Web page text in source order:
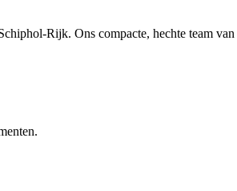
Rijk. Ons compacte, hechte team